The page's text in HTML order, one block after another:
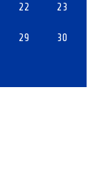
22 23
29 30